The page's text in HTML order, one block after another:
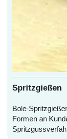
Spritzgießen
Bole-
Formen an